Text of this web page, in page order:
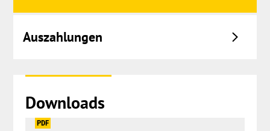
Auszahlungen
Downloads
PDF